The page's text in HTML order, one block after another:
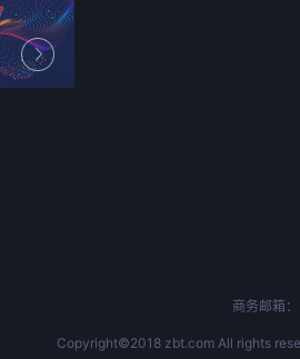
商务邮箱
Copyright©2018 zbt.com All rights